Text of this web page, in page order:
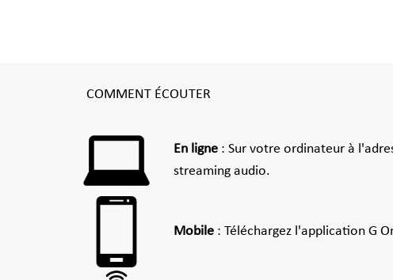
COMMENT ÉCOUTER
En ligne : Sur votre ordinateur à
streaming audio.
Mobile : Téléchargez l'application G